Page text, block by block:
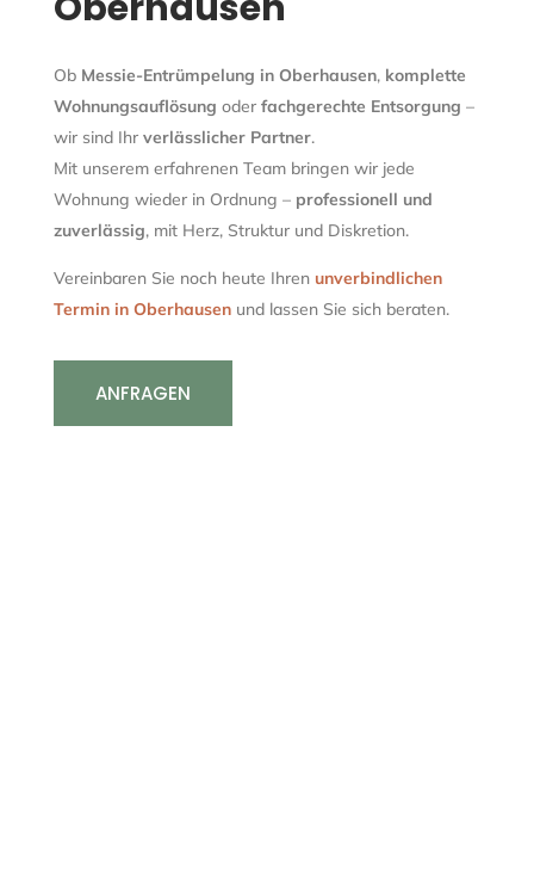
Ob Messie-Entrümpelung in Oberhausen, komplette
Wohnungsauflösung oder fachgerechte Entsorgung –
wir sind Ihr verlässlicher Partner.
Mit unserem erfahrenen Team bringen wir jede
Wohnung wieder in Ordnung – professionell und
zuverlässig, mit Herz, Struktur und Diskretion.
Vereinbaren Sie noch heute Ihren unverbindlichen
Termin in Oberhausenund lassen Sie sich beraten.
ANFRAGEN